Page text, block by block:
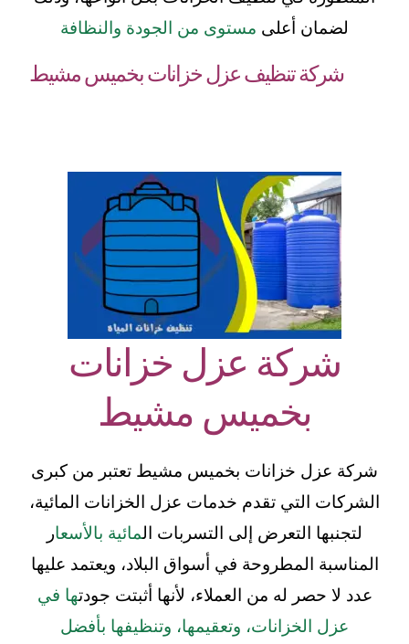
لضمان أعلى مستوى من الجودة والنظافة
شركة تنظيف عزل خزانات بخميس مشيط
شركة عزل خزانات
بخميس مشيط
شركة عزل خزانات بخميس مشيط تعتبر من كبرى
الشركات التي تقدم خدمات عزل الخزانات المائية،
لتجنبها التعرض إلى التسربات المائية بالأسعار
المناسبة المطروحة في أسواق البلاد، ويعتمد عليها
عدد لا حصر له من العملاء، لأنها أثبتت جودتها في
عزل الخزانات، وتعقيمها، وتنظيفها بأفضل